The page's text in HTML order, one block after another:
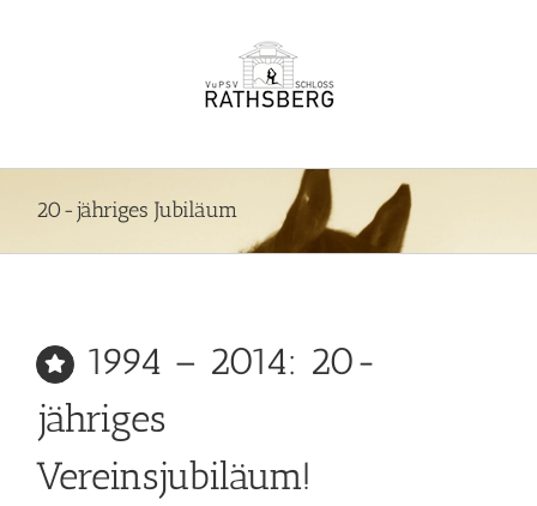
20-jähriges Jubiläum
1994 – 2014: 20-
jähriges
Vereinsjubiläum!